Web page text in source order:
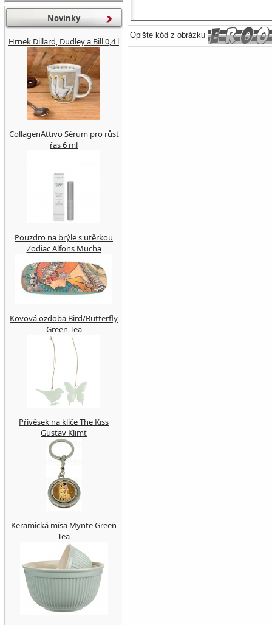
Opište kód z obrázku
Novinky
Hrnek Dillard, Dudley a Bill 0,4 l
CollagenAttivo Sérum pro růst
řas 6 ml
Pouzdro na brýle s utěrkou
Zodiac Alfons Mucha
Kovová ozdoba Bird/Butterfly
Green Tea
Přívěsek na klíče The Kiss
Gustav Klimt
Keramická mísa Mynte Green
Tea